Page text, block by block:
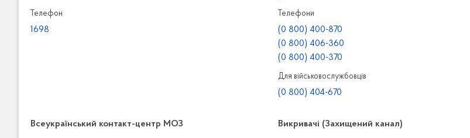
Телефон
1698
Телефони
(0 800) 400-870
(0 800) 406-360
(0 800) 400-370
Для військовослужбовців
(0 800) 404-670
Всеукраїнський контакт-центр МОЗ Викривачі (Захищений канал)